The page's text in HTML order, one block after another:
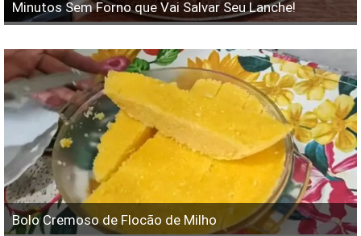
Minutos Sem Forno que Vai Salvar Seu Lanche!
Bolo Cremoso de Flocão de Milho